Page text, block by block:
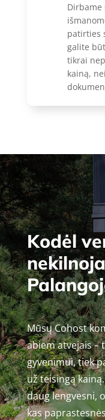
Dirbame
patirties
galite
tikrai
kainą,
Kodėl
Mūsų Cohost
abiem atvejais –
gyvenimui, tiek
už teisingą
daug lengvesni,
kas